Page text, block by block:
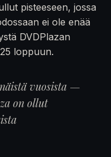
pisteeseen, jossa
ei ole enää
DVDPlazan
loppuun.
vuosista —
on ollut